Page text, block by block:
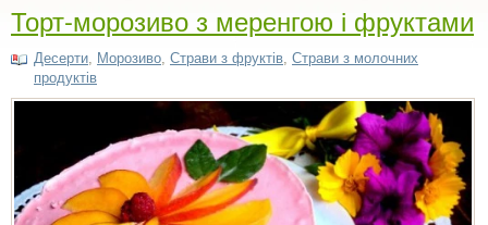
Торт-морозиво з меренгою і фруктами
Десерти, Морозиво, Страви з фруктів, Страви з молочних
продуктів